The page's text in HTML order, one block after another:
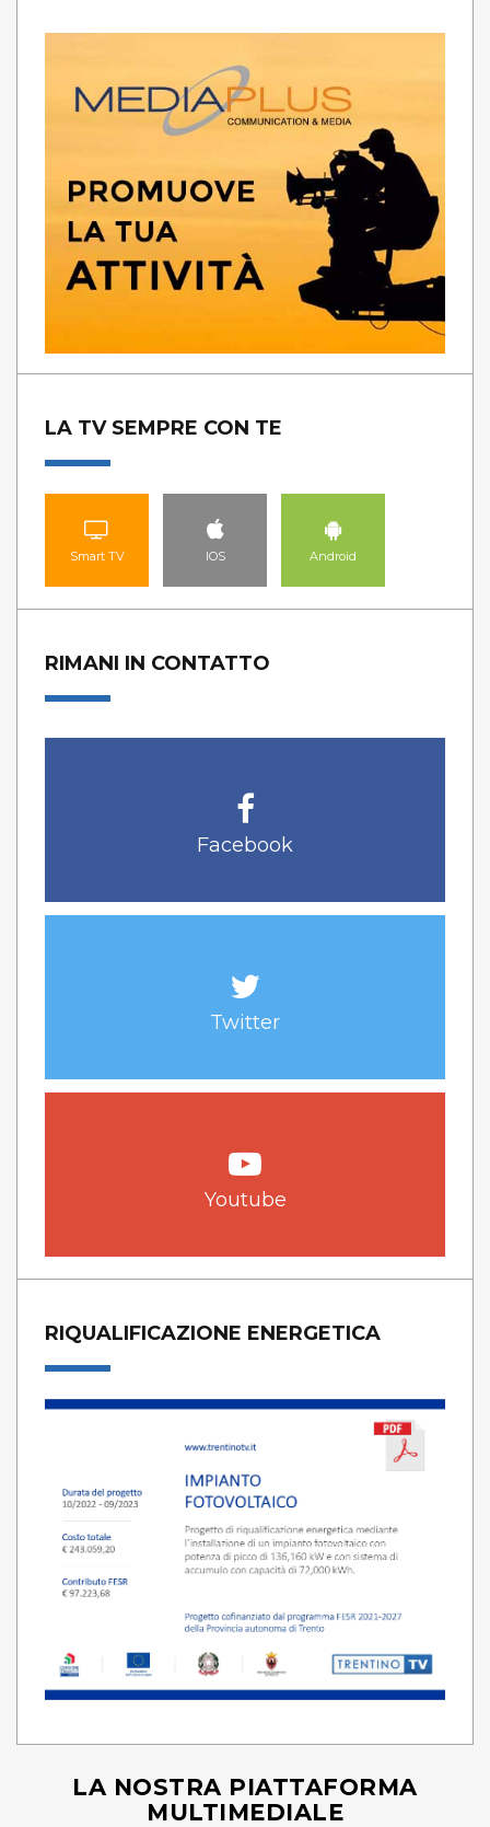
LA TV SEMPRE CON TE
Smart TV IOS Android
RIMANI IN CONTATTO
Facebook
Twitter
Youtube
RIQUALIFICAZIONE ENERGETICA
LA NOSTRA PIATTAFORMA
MULTIMEDIALE